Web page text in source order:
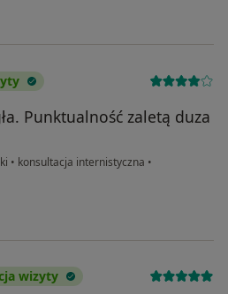
Punktualność zaletą duza
• konsultacja internistyczna •
wizyty